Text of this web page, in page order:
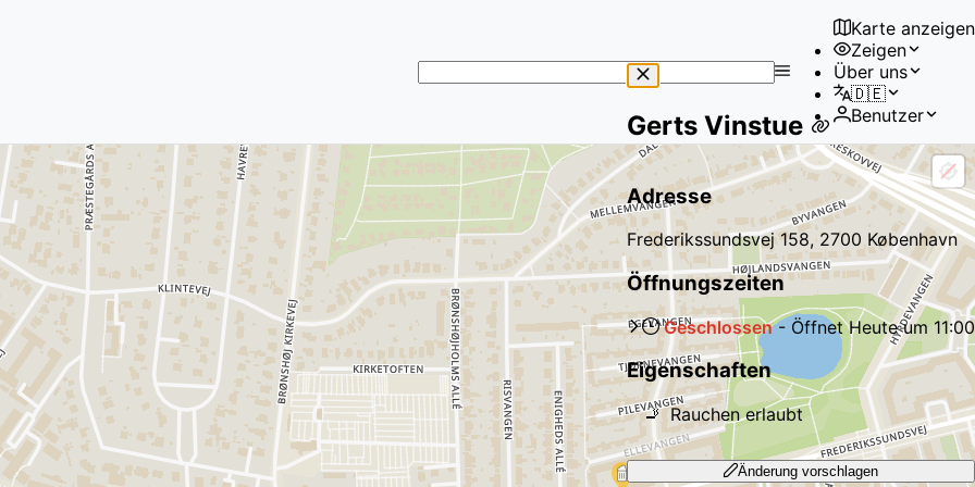
No
results
found
Karte anzeigen
Zeigen
Über uns
🇩🇪
Benutzer
Gerts Vinstue
Adresse
Frederikssundsvej 158, 2700 København
Öffnungszeiten
Geschlossen- Öffnet Heuteum11:00
Eigenschaften
🚬 Rauchen erlaubt
Änderung vorschlagen